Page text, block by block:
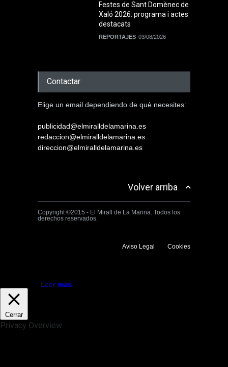
Festes de Sant Domènec de
Xaló 2026: programa i actes
destacats
REPORTAJES 03/08/2026
Contactar
Elige un email dependiendo de què necesites:
publicidad@elmiralldelamarina.es
redaccion@elmiralldelamarina.es
direccion@elmiralldelamarina.es
Volver arriba
Copyright ©2015 - El Mirall de La Marina. Todos los
derechos reservados.
Aviso Legal Cookies
Leer más
Cerrar
Privacy Overview